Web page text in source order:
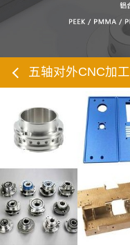
五轴对外CNC加工